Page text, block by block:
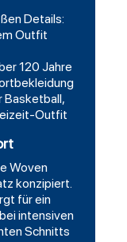
Details:
Outfit
120 Jahre
Basketball,
Outfit
Woven
konzipiert.
für ein
intensiven
Schnitts